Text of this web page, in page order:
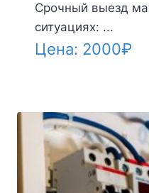
Срочный выезд
ситуациях: ...
Цена: 2000₽